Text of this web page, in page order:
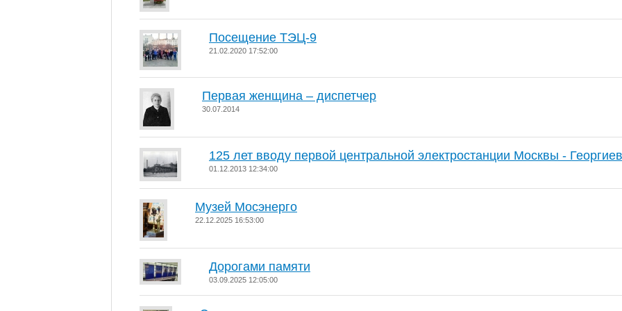
Посещение ТЭЦ-9
21.02.2020 17:52:00
Первая женщина – диспетчер
30.07.2014
125 лет вводу первой центральной электростанции Москвы -
01.12.2013 12:34:00
Музей Мосэнерго
22.12.2025 16:53:00
Дорогами памяти
03.09.2025 12:05:00